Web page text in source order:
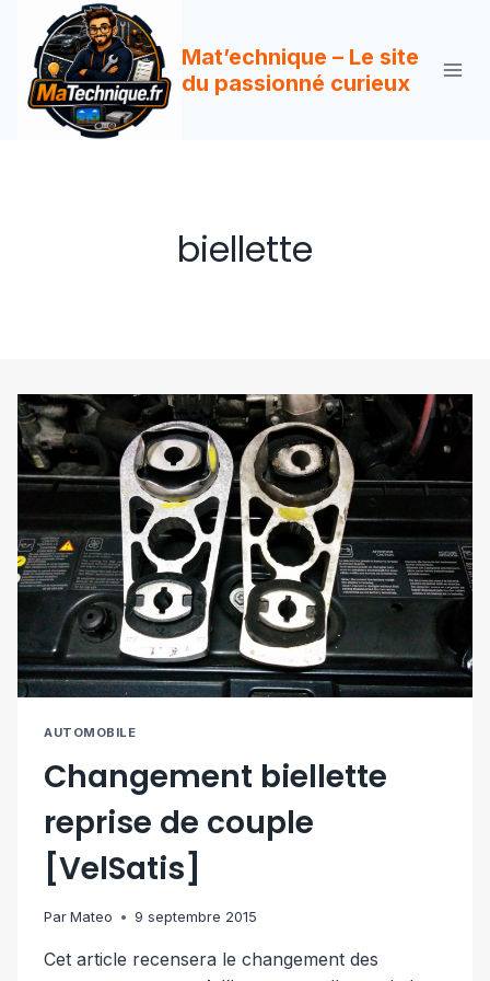
contenu
Mat’echnique – Le site
du passionné curieux
biellette
AUTOMOBILE
Changement biellette
reprise de couple
[VelSatis]
Par Mateo 9 septembre 2015
Cet article recensera le changement des